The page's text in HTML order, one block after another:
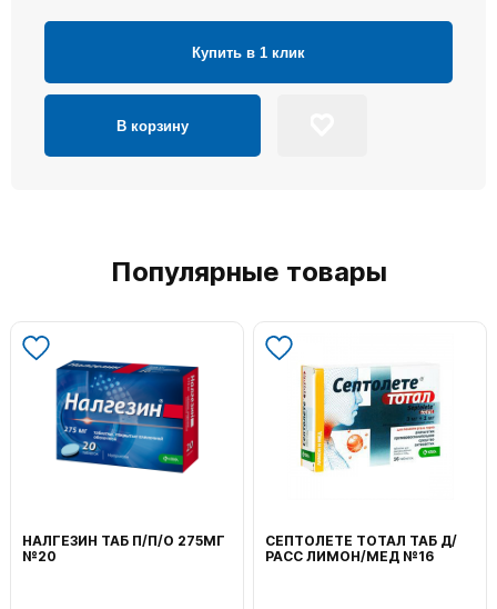
Купить в 1 клик
В корзину
Популярные товары
НАЛГЕЗИН ТАБ П/П/О 275МГ
№20
СЕПТОЛЕТЕ ТОТАЛ ТАБ Д/
РАСС ЛИМОН/МЕД №16